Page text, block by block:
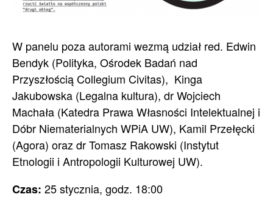
W panelu poza autorami wezmą udział red. Edwin
Bendyk (Polityka, Ośrodek Badań nad
Przyszłością Collegium Civitas), Kinga
Jakubowska (Legalna kultura), dr Wojciech
Machała (Katedra Prawa Własności Intelektualnej i
Dóbr Niematerialnych WPiA UW), Kamil Przełęcki
(Agora) oraz dr Tomasz Rakowski (Instytut
Etnologii i Antropologii Kulturowej UW).
Czas: 25 stycznia, godz. 18:00